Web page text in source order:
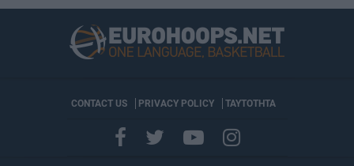
CONTACT US PRIVACY POLICY ΤΑΥΤΟΤΗΤΑ